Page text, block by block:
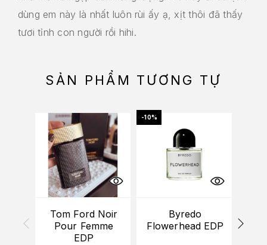
dùng em này là nhất luôn rùi ấy ạ, xịt thôi đã thấy
tươi tỉnh con người rồi hihi.
SẢN PHẨM TƯƠNG TỰ
Tom Ford Noir
Pour Femme
EDP
-10%
Byredo
Flowerhead EDP